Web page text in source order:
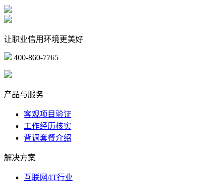
让职业信用环境更美好
400-860-7765
产品与服务
客观项目验证
工作经历核实
背调套餐介绍
解决方案
互联网/IT行业